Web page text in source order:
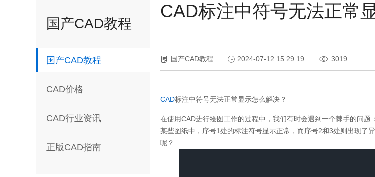
国产CAD教程
国产CAD教程
CAD价格
CAD行业资讯
正版CAD指南
CAD标注中符号无法正常
国产CAD教程 2024-07-12 15:29:19 3019
CAD标注中符号无法正常显示怎么解决？
在使用CAD进行绘图工作的过程中，我们有时会遇到一个棘手的问
某些图纸中，序号1处的标注符号显示正常，而序号2和3处则出现了
呢？